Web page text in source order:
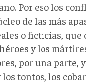
Por eso los
de las más
o ficticias, que
y los
por una parte,
tontos, los